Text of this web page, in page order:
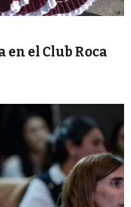
en el Club Roca